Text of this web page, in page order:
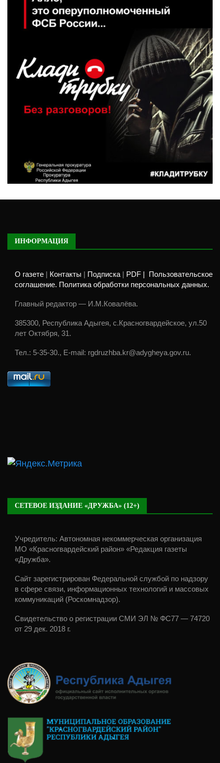
ИНФОРМАЦИЯ
О газете Контакты Подписка PDF |
Пользовательское
соглашение. Политика обработки персональных данных.
Главный редактор — И.М.Ковалёва.
385300, Республика Адыгея, с.Красногвардейское, ул.50
лет Октября, 31.
Тел.: 5-35-30., E-mail: rgdruzhba.kr@adygheya.gov.ru.
СЕТЕВОЕ ИЗДАНИЕ «ДРУЖБА» (12+)
Учредитель: Автономная некоммерческая организация
МО «Красногвардейский район» «Редакция газеты
«Дружба».
Сайт зарегистрирован Федеральной службой по надзору
в сфере связи, информационных технологий и массовых
коммуникаций (Роскомнадзор).
Свидетельство о регистрации СМИ ЭЛ № ФС77 — 74720
от 29 дек. 2018 г.